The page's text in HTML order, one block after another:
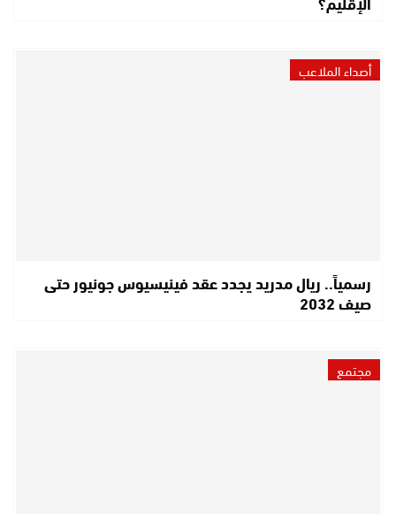
أصداء الملاعب
رسمياً.. ريال مدريد يجدد عقد فينيسيوس جونيور حتى
صيف 2032
مجتمع